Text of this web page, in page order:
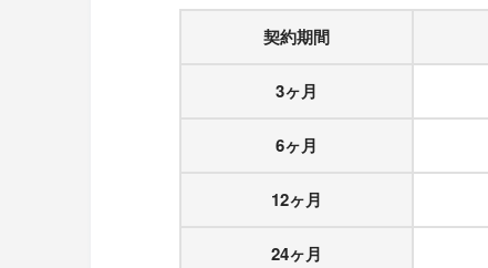
契約期間
3ヶ月
6ヶ月
12ヶ月
24ヶ月